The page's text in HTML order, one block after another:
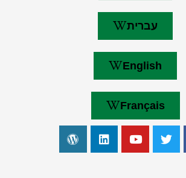
עברית
English
Français